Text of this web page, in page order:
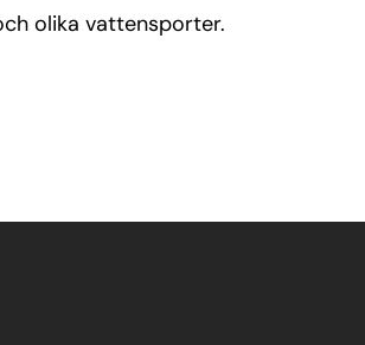
olika vattensporter.